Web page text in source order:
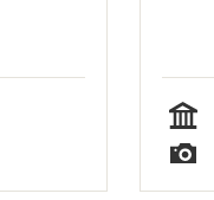
Tid
Typ